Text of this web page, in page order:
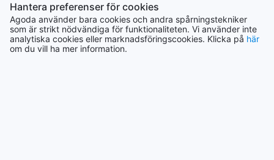
Hanoi
Vietnam
Hantera preferenser för cookies
Agoda använder bara cookies och andra spårningstekniker
som är strikt nödvändiga för funktionaliteten. Vi använder inte
analytiska cookies eller marknadsföringscookies. Klicka på här
om du vill ha mer information.